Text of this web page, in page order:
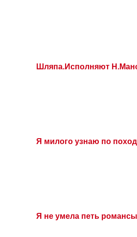
Шляпа.Исполняют
Я милого узнаю по
Я не умела петь